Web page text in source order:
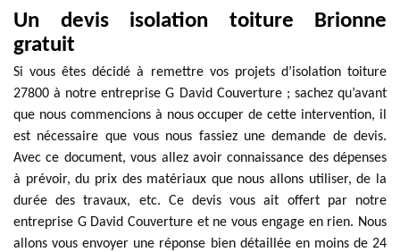
Un devis isolation toiture Brionne
gratuit
Si vous êtes décidé à remettre vos projets d’isolation toiture
27800 à notre entreprise G David Couverture ; sachez qu’avant
que nous commencions à nous occuper de cette intervention, il
est nécessaire que vous nous fassiez une demande de devis.
Avec ce document, vous allez avoir connaissance des dépenses
à prévoir, du prix des matériaux que nous allons utiliser, de la
durée des travaux, etc. Ce devis vous ait offert par notre
entreprise G David Couverture et ne vous engage en rien. Nous
allons vous envoyer une réponse bien détaillée en moins de 24